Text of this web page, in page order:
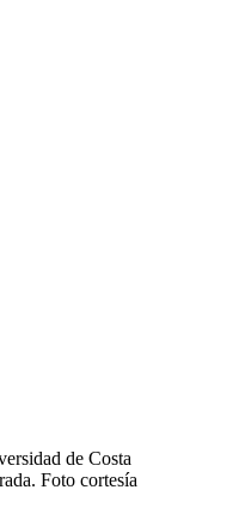
de Costa
Foto cortesía